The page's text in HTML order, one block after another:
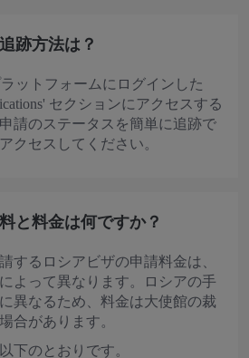
跡方法は？
ラットフォームにログインした
セクションにアクセスする
請のステータスを簡単に追跡で
クセスしてください。
と料金は何ですか？
するロシアビザの申請料金は、
よって異なります。ロシアの手
異なるため、料金は大使館の裁
合があります。
下のとおりです。